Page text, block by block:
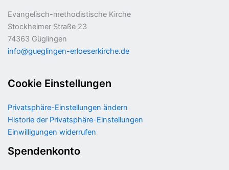
Evangelisch-methodistische Kirche
Stockheimer Straße 23
74363 Güglingen
info@gueglingen-erloeserkirche.de
Cookie Einstellungen
Privatsphäre-Einstellungen ändern
Historie der Privatsphäre-Einstellungen
Einwilligungen widerrufen
Spendenkonto